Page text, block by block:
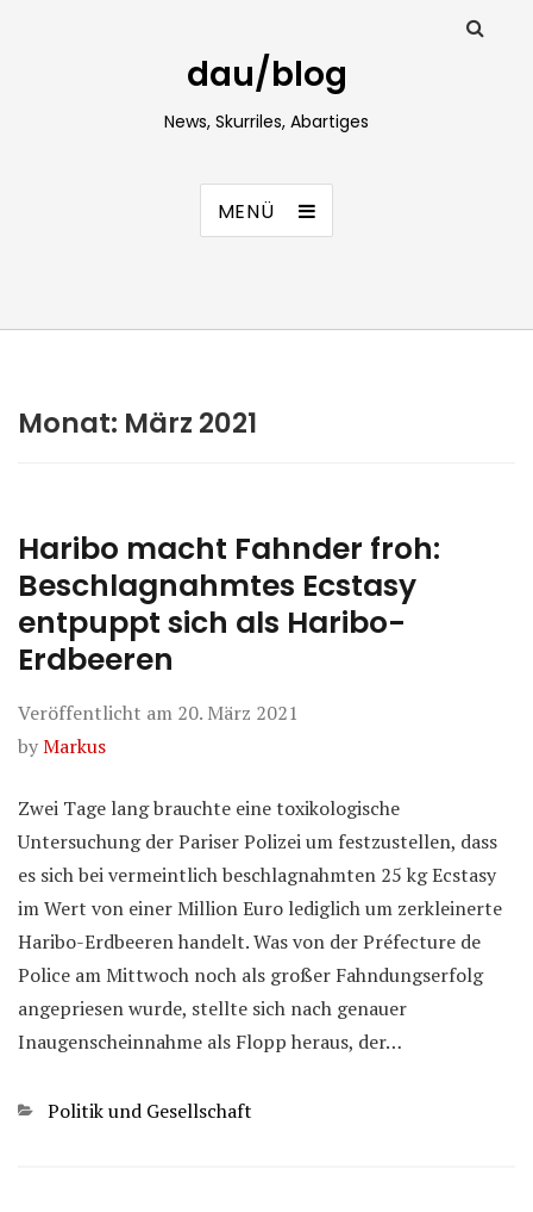
dau/blog
News, Skurriles, Abartiges
MENÜ
Monat: März 2021
Haribo macht Fahnder froh:
Beschlagnahmtes Ecstasy
entpuppt sich als Haribo-
Erdbeeren
Veröffentlicht am 20. März 2021
byMarkus
Zwei Tage lang brauchte eine toxikologische
Untersuchung der Pariser Polizei um festzustellen, dass
es sich bei vermeintlich beschlagnahmten 25 kg Ecstasy
im Wert von einer Million Euro lediglich um zerkleinerte
Haribo-Erdbeeren handelt. Was von der Préfecture de
Police am Mittwoch noch als großer Fahndungserfolg
angepriesen wurde, stellte sich nach genauer
Inaugenscheinnahme als Flopp heraus, der…
Kategorien
Politik und Gesellschaft